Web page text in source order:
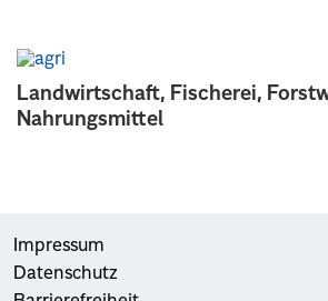
Landwirtschaft, Fischerei,
Nahrungsmittel
Impressum
Datenschutz